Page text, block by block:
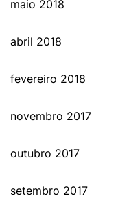
maio 2018
abril 2018
fevereiro 2018
novembro 2017
outubro 2017
setembro 2017